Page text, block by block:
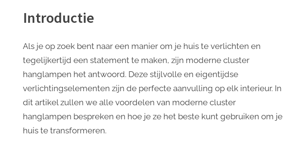
Verlichtingselement
voor
Jouw
Interieur
Introductie
Als je op zoek bent naar een manier om je huis te verlichten en
tegelijkertijd een statement te maken, zijn moderne cluster
hanglampen het antwoord. Deze stijlvolle en eigentijdse
verlichtingselementen zijn de perfecte aanvulling op elk interieur. In
dit artikel zullen we alle voordelen van moderne cluster
hanglampen bespreken en hoe je ze het beste kunt gebruiken om je
huis te transformeren.